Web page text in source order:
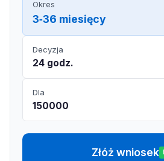
Okres
3‑36 miesięcy
Decyzja
24 godz.
Dla
150000
Złóż wniosek